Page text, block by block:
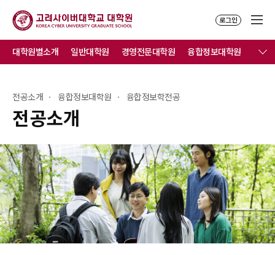
로그인
전공소개
전공소개 융합정보대학원 융합정보학전공
대학원별소개 일반대학원 경영전문대학원 융합정보대학원